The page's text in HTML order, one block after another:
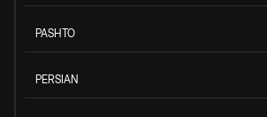
PASHTO
PERSIAN